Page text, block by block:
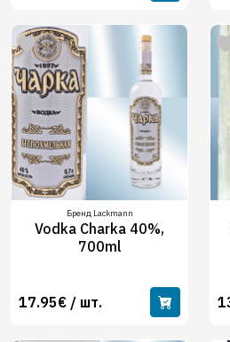
Бренд Lackmann
Vodka Charka 40%,
700ml
17.95€ / шт.